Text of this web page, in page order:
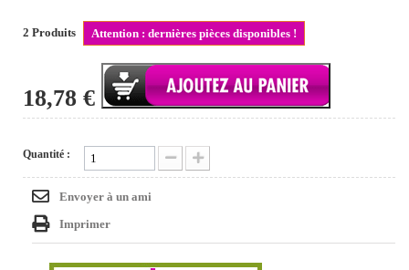
2 Produits Attention : dernières pièces disponibles !
18,78 €
Quantité :
Envoyer à un ami
Imprimer